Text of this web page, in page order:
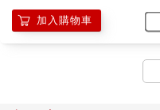
加入購物車